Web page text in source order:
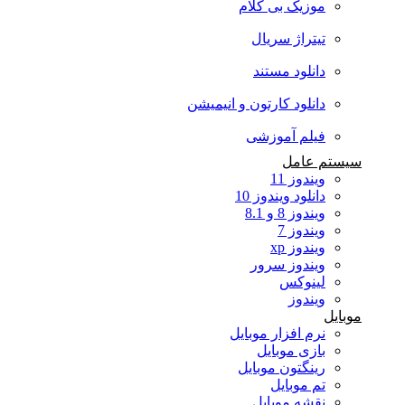
موزیک بی کلام
تیتراژ سریال
دانلود مستند
دانلود کارتون و انیمیشن
فیلم آموزشی
سیستم عامل
ویندوز 11
دانلود ویندوز 10
ویندوز 8 و 8.1
ویندوز 7
ویندوز xp
ویندوز سرور
لینوکس
ویندوز
نرم افزار موبایل
بازی موبایل
رینگتون موبایل
تم موبایل
نقشه موبایل